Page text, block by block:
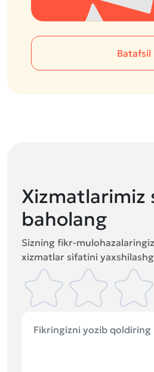
Batafsil
Xizmatlarimiz
baholang
Sizning fikr-
xizmatlar sifatini